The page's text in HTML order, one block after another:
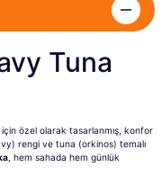
Tuna
için özel olarak tasarlanmış, konfor
rengi ve tuna (orkinos) temalı
, hem sahada hem günlük